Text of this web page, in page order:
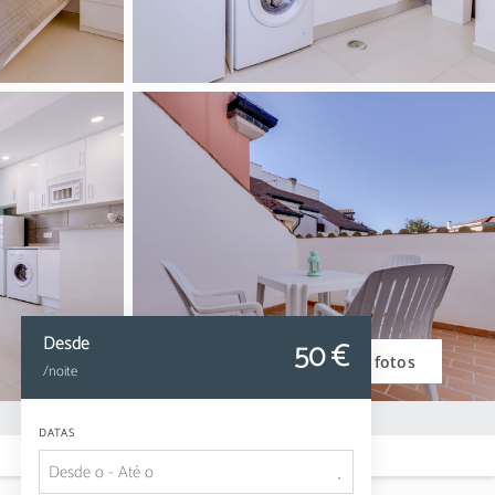
Ver fotos
Desde
/noite 50 €
DATAS